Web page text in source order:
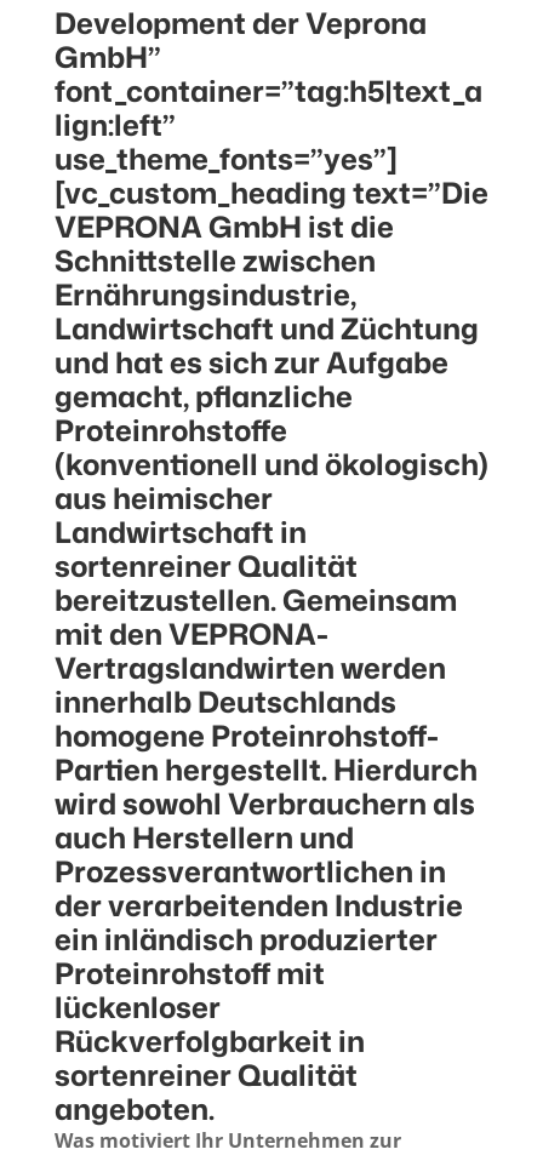
Development der Veprona
GmbH”
font_container=”tag:h5|text_a
lign:left”
use_theme_fonts=”yes”]
[vc_custom_heading text=”Die
VEPRONA GmbH ist die
Schnittstelle zwischen
Ernährungsindustrie,
Landwirtschaft und Züchtung
und hat es sich zur Aufgabe
gemacht, pflanzliche
Proteinrohstoffe
(konventionell und ökologisch)
aus heimischer
Landwirtschaft in
sortenreiner Qualität
bereitzustellen. Gemeinsam
mit den VEPRONA-
Vertragslandwirten werden
innerhalb Deutschlands
homogene Proteinrohstoff-
Partien hergestellt. Hierdurch
wird sowohl Verbrauchern als
auch Herstellern und
Prozessverantwortlichen in
der verarbeitenden Industrie
ein inländisch produzierter
Proteinrohstoff mit
lückenloser
Rückverfolgbarkeit in
sortenreiner Qualität
angeboten.
Was motiviert Ihr Unternehmen zur